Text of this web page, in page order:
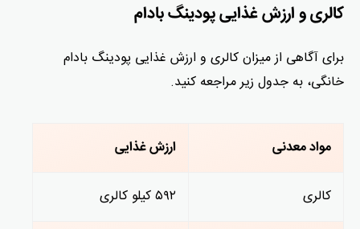
کالری و ارزش غذایی پودینگ بادام
برای آگاهی از میزان کالری و ارزش غذایی پودینگ بادام
خانگی، به جدول زیر مراجعه کنید.
مواد معدنی ارزش غذایی
کالری ۵۹۲ کیلو کالری